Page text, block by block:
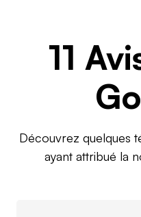
11
Découvrez quelques
ayant attribué la